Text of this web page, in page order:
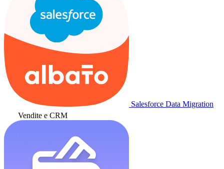
Salesforce Data Migration
Vendite e CRM